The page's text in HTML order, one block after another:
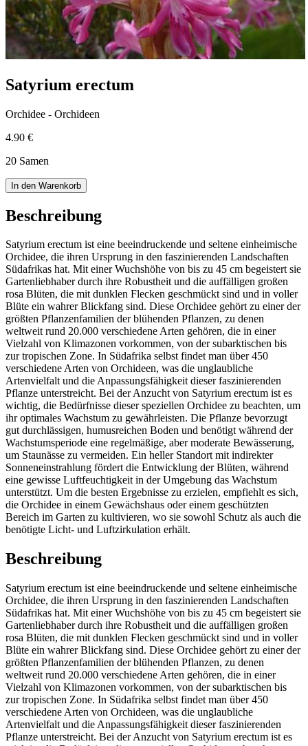
Satyrium erectum
Orchidee - Orchideen
4.90 €
20 Samen
In den Warenkorb
Beschreibung
Satyrium erectum ist eine beeindruckende und seltene einheimische
Orchidee, die ihren Ursprung in den faszinierenden Landschaften
Südafrikas hat. Mit einer Wuchshöhe von bis zu 45 cm begeistert sie
Gartenliebhaber durch ihre Robustheit und die auffälligen großen
rosa Blüten, die mit dunklen Flecken geschmückt sind und in voller
Blüte ein wahrer Blickfang sind. Diese Orchidee gehört zu einer der
größten Pflanzenfamilien der blühenden Pflanzen, zu denen
weltweit rund 20.000 verschiedene Arten gehören, die in einer
Vielzahl von Klimazonen vorkommen, von der subarktischen bis
zur tropischen Zone. In Südafrika selbst findet man über 450
verschiedene Arten von Orchideen, was die unglaubliche
Artenvielfalt und die Anpassungsfähigkeit dieser faszinierenden
Pflanze unterstreicht. Bei der Anzucht von Satyrium erectum ist es
wichtig, die Bedürfnisse dieser speziellen Orchidee zu beachten, um
ihr optimales Wachstum zu gewährleisten. Die Pflanze bevorzugt
gut durchlässigen, humusreichen Boden und benötigt während der
Wachstumsperiode eine regelmäßige, aber moderate Bewässerung,
um Staunässe zu vermeiden. Ein heller Standort mit indirekter
Sonneneinstrahlung fördert die Entwicklung der Blüten, während
eine gewisse Luftfeuchtigkeit in der Umgebung das Wachstum
unterstützt. Um die besten Ergebnisse zu erzielen, empfiehlt es sich,
die Orchidee in einem Gewächshaus oder einem geschützten
Bereich im Garten zu kultivieren, wo sie sowohl Schutz als auch die
benötigte Licht- und Luftzirkulation erhält.
Beschreibung
Satyrium erectum ist eine beeindruckende und seltene einheimische
Orchidee, die ihren Ursprung in den faszinierenden Landschaften
Südafrikas hat. Mit einer Wuchshöhe von bis zu 45 cm begeistert sie
Gartenliebhaber durch ihre Robustheit und die auffälligen großen
rosa Blüten, die mit dunklen Flecken geschmückt sind und in voller
Blüte ein wahrer Blickfang sind. Diese Orchidee gehört zu einer der
größten Pflanzenfamilien der blühenden Pflanzen, zu denen
weltweit rund 20.000 verschiedene Arten gehören, die in einer
Vielzahl von Klimazonen vorkommen, von der subarktischen bis
zur tropischen Zone. In Südafrika selbst findet man über 450
verschiedene Arten von Orchideen, was die unglaubliche
Artenvielfalt und die Anpassungsfähigkeit dieser faszinierenden
Pflanze unterstreicht. Bei der Anzucht von Satyrium erectum ist es